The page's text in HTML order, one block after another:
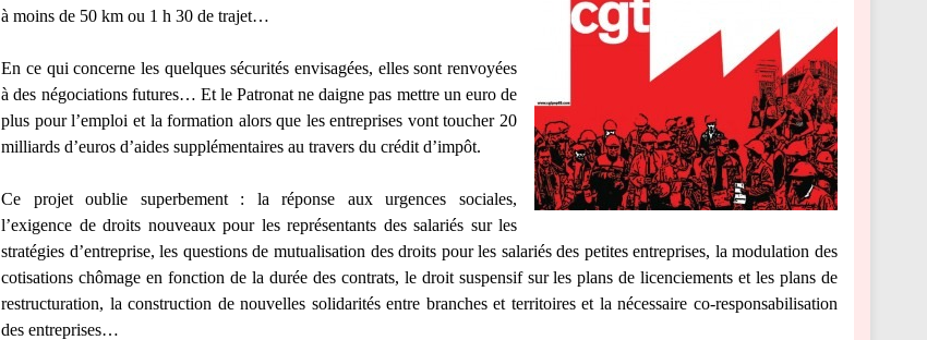
à moins de 50 km ou 1 h 30 de trajet…
En ce qui concerne les quelques sécurités envisagées, elles sont renvoyées
à des négociations futures… Et le Patronat ne daigne pas mettre un euro de
plus pour l’emploi et la formation alors que les entreprises vont toucher 20
milliards d’euros d’aides supplémentaires au travers du crédit d’impôt.
Ce projet oublie superbement : la réponse aux urgences sociales,
l’exigence de droits nouveaux pour les représentants des salariés sur les
stratégies d’entreprise, les questions de mutualisation des droits pour les salariés des petites entreprises, la modulation des
cotisations chômage en fonction de la durée des contrats, le droit suspensif sur les plans de licenciements et les plans de
restructuration, la construction de nouvelles solidarités entre branches et territoires et la nécessaire co-responsabilisation
des entreprises…